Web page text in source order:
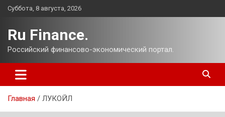
Перейти
Суббота, 8 августа, 2026
Ru Finance.
Российский финансово-экономический портал.
Главная ЛУКОЙЛ